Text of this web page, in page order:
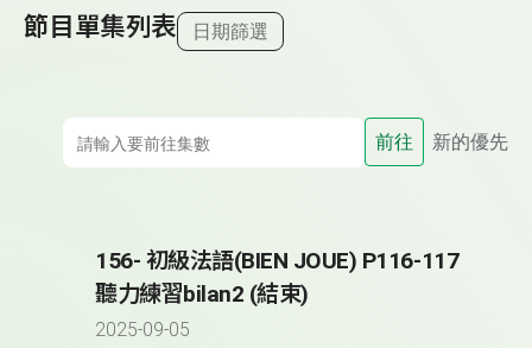
節目單集列表 日期篩選
前往 新的優先
156- 初級法語(BIEN JOUE) P116-117
聽力練習bilan2 (結束)
2025-09-05